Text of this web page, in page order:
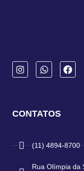
CONTATOS
(11) 4894-8700
Rua Olímpia da